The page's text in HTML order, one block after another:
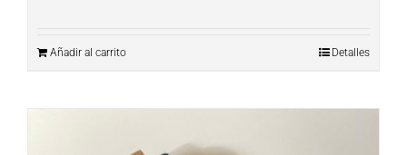
Añadir al carrito Detalles